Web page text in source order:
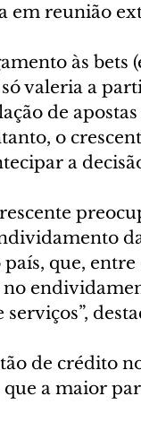
em reunião
às bets
valeria a
de
o
a
que,
de crédito
a maior